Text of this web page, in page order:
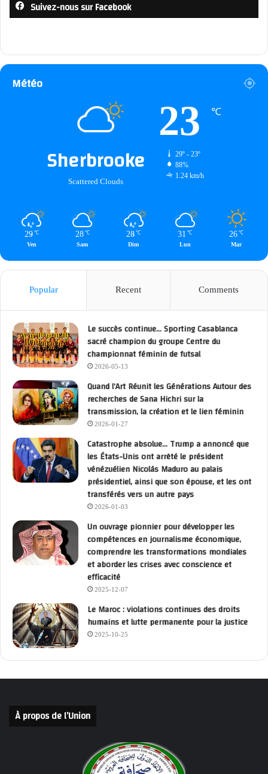
Suivez-nous sur Facebook
Météo
Sherbrooke
Scattered Clouds
23 ℃
29º - 23º
88%
1.24 km/h
29 ℃
Ven
28 ℃
Sam
28 ℃
Dim
31 ℃
Lun
26 ℃
Mar
Popular Recent Comments
Le succès continue… Sporting Casablanca
sacré champion du groupe Centre du
championnat féminin de futsal
2026-05-13
Quand l’Art Réunit les Générations Autour des
recherches de Sana Hichri sur la
transmission, la création et le lien féminin
2026-01-27
Catastrophe absolue… Trump a annoncé que
les États-Unis ont arrêté le président
vénézuélien Nicolás Maduro au palais
présidentiel, ainsi que son épouse, et les ont
transférés vers un autre pays
2026-01-03
Un ouvrage pionnier pour développer les
compétences en journalisme économique,
comprendre les transformations mondiales
et aborder les crises avec conscience et
efficacité
2025-12-07
Le Maroc : violations continues des droits
humains et lutte permanente pour la justice
2025-10-25
À propos de l’Union